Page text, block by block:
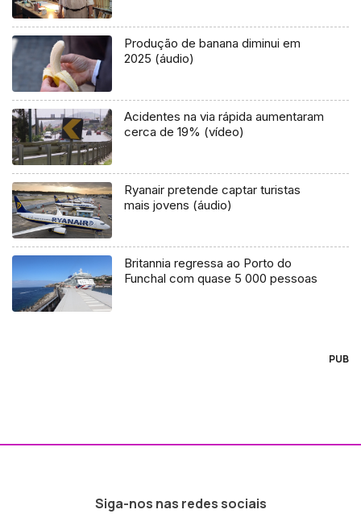
Produção de banana diminui em
2025 (áudio)
Acidentes na via rápida aumentaram
cerca de 19% (vídeo)
Ryanair pretende captar turistas
mais jovens (áudio)
Britannia regressa ao Porto do
Funchal com quase 5 000 pessoas
PUB
Siga-nos nas redes sociais